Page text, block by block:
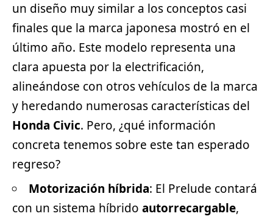
un diseño muy similar a los conceptos casi
finales que la marca japonesa mostró en el
último año. Este modelo representa una
clara apuesta por la electrificación,
alineándose con otros vehículos de la marca
y heredando numerosas características del
Honda Civic. Pero, ¿qué información
concreta tenemos sobre este tan esperado
regreso?
Motorización híbrida: El Prelude contará
con un sistema híbrido autorrecargable,